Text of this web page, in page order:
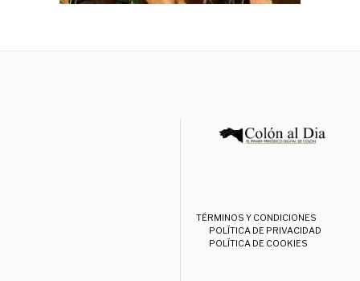
TÉRMINOS Y CONDICIONES
POLÍTICA DE PRIVACIDAD
POLÍTICA DE COOKIES